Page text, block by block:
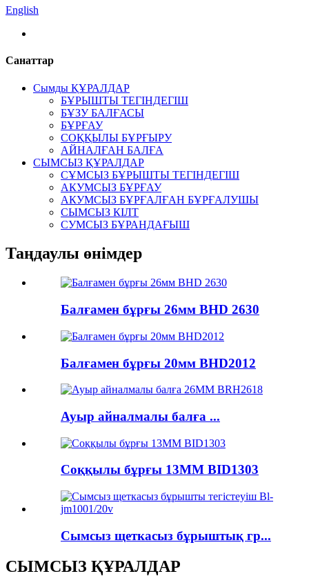
English
Санаттар
Сымды ҚҰРАЛДАР
БҰРЫШТЫ ТЕГІНДЕГІШ
БҰЗУ БАЛҒАСЫ
БҰРҒАУ
СОҚҚЫЛЫ БҰРҒЫРУ
АЙНАЛҒАН БАЛҒА
СЫМСЫЗ ҚҰРАЛДАР
СҰМСЫЗ БҰРЫШТЫ ТЕГІНДЕГІШ
АКУМСЫЗ БҰРҒАУ
АКУМСЫЗ БҰРҒАЛҒАН БҰРҒАЛУШЫ
СЫМСЫЗ КІЛТ
СУМСЫЗ БҰРАНДАҒЫШ
Таңдаулы өнімдер
Балғамен бұрғы 26мм BHD 2630
Балғамен бұрғы 20мм BHD2012
Ауыр айналмалы балға ...
Соққылы бұрғы 13MM BID1303
Сымсыз щеткасыз бұрыштық гр...
СЫМСЫЗ ҚҰРАЛДАР